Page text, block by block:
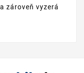
zároveň vyzerá